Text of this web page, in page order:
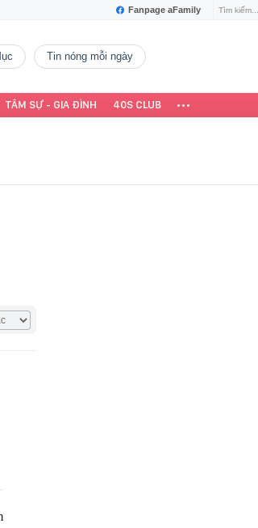
Fanpage aFamily
tin nóng mỗi ngày
TÂM SỰ - GIA ĐÌNH 40S CLUB